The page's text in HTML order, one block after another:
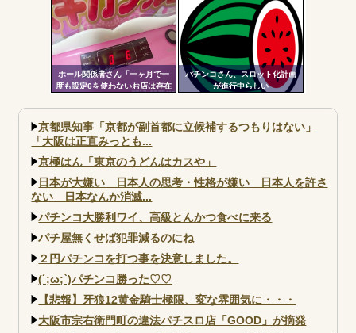
て打ってるの？？？
ャインKYORAKU平針」2日連続
で総差枚10万枚超えの祭りを開
催中ｗｗｗｗ
ホール関係者さん「一ヶ月で一
度も設定6を使わないお店は存在
事がない店長も存在しないと思
う」←これガチ?！
パチンコさん、スロット化計画
が進行中らしい
京都県知事「京都が副首都に立候補するつもりはない」
「大阪は正直みっとも...
京極はん「東京のうどんはカスや」
日本が大嫌い 日本人の思考・性格が嫌い 日本人を許さ
ない 日本なんか消滅...
パチンコ大勝利ワイ、高級とんかつ食べに来る
パチ屋無くせば犯罪減るのにね
２円パチンコを打つ事を決意しました。
(´;ω;`)パチンコ勝った♡♡
【悲報】牙狼12黄金騎士極限、変な雰囲気に・・・
大阪市宗右衛門町の違法パチスロ店「GOOD」が摘発